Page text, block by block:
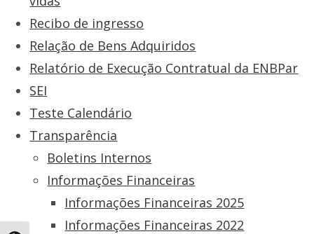
Recibo de ingresso
Relação de Bens Adquiridos
Relatório de Execução Contratual da ENBPar
SEI
Teste Calendário
Transparência
Boletins Internos
Informações Financeiras
Informações Financeiras 2025
Informações Financeiras 2022